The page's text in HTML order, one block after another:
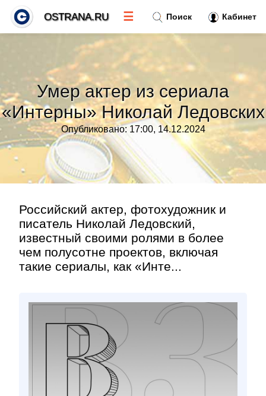
Умер актер из сериала
«Интерны» Николай Ледовских
Опубликовано: 17:00, 14.12.2024
Российский актер, фотохудожник и
писатель Николай Ледовский,
известный своими ролями в более
чем полусотне проектов, включая
такие сериалы, как «Инте...
Поиск Кабинет
OSTRANA.RU ☰
Тренды новостей»
Рубрики»
Правила»
Контакт»